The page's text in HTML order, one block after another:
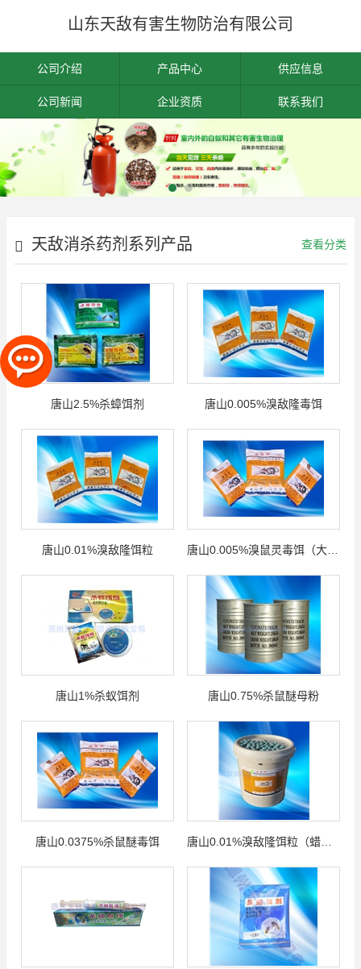
山东天敌有害生物防治有限公司
公司介绍 产品中心 供应信息
公司新闻 企业资质 联系我们
天敌消杀药剂系列产品 查看分类
唐山2.5%杀蟑饵剂 唐山0.005%溴敌隆毒饵
唐山0.01%溴敌隆饵粒
唐山1%杀蚁饵剂 唐山0.75%杀鼠醚母粉
唐山0.0375%杀鼠醚毒饵